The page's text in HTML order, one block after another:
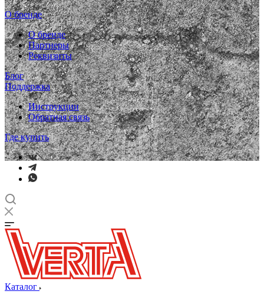
О бренде
О бренде
Партнеры
Реквизиты
Блог
Поддержка
Инструкции
Обратная связь
Где купить
Каталог